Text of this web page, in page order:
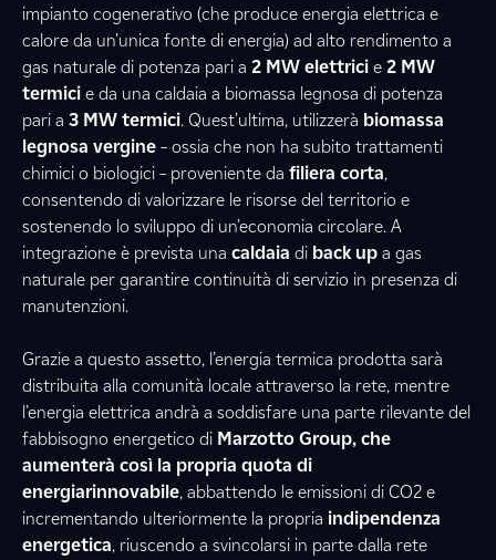
impianto cogenerativo (che produce energia elettrica e
calore da un’unica fonte di energia) ad alto rendimento a
gas naturale di potenza pari a 2 MW elettrici e 2 MW
termici e da una caldaia a biomassa legnosa di potenza
pari a 3 MW termici. Quest’ultima, utilizzerà biomassa
legnosa vergine – ossia che non ha subito trattamenti
chimici o biologici – proveniente da filiera corta,
consentendo di valorizzare le risorse del territorio e
sostenendo lo sviluppo di un’economia circolare. A
integrazione è prevista una caldaia di back up a gas
naturale per garantire continuità di servizio in presenza di
manutenzioni.
Grazie a questo assetto, l’energia termica prodotta sarà
distribuita alla comunità locale attraverso la rete, mentre
l’energia elettrica andrà a soddisfare una parte rilevante del
fabbisogno energetico di Marzotto Group, che
aumenterà così la propria quota di
energiarinnovabile, abbattendo le emissioni di CO2 e
incrementando ulteriormente la propria indipendenza
energetica, riuscendo a svincolarsi in parte dalla rete